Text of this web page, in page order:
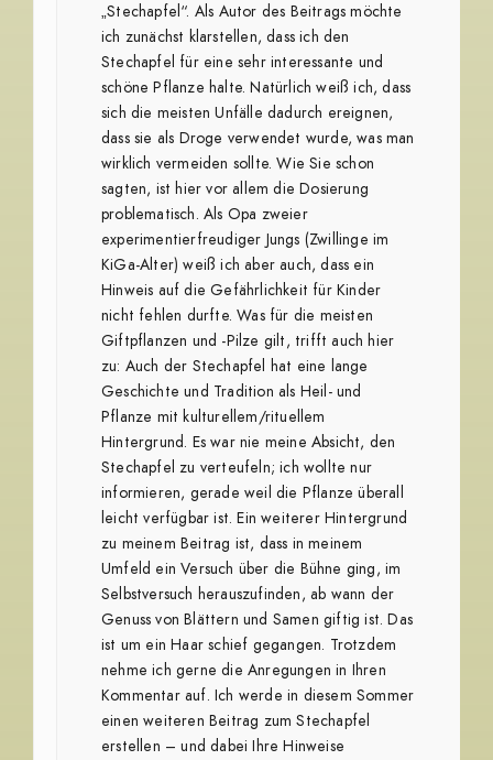
„Stechapfel“. Als Autor des Beitrags möchte
ich zunächst klarstellen, dass ich den
Stechapfel für eine sehr interessante und
schöne Pflanze halte. Natürlich weiß ich, dass
sich die meisten Unfälle dadurch ereignen,
dass sie als Droge verwendet wurde, was man
wirklich vermeiden sollte. Wie Sie schon
sagten, ist hier vor allem die Dosierung
problematisch. Als Opa zweier
experimentierfreudiger Jungs (Zwillinge im
KiGa-Alter) weiß ich aber auch, dass ein
Hinweis auf die Gefährlichkeit für Kinder
nicht fehlen durfte. Was für die meisten
Giftpflanzen und -Pilze gilt, trifft auch hier
zu: Auch der Stechapfel hat eine lange
Geschichte und Tradition als Heil- und
Pflanze mit kulturellem/rituellem
Hintergrund. Es war nie meine Absicht, den
Stechapfel zu verteufeln; ich wollte nur
informieren, gerade weil die Pflanze überall
leicht verfügbar ist. Ein weiterer Hintergrund
zu meinem Beitrag ist, dass in meinem
Umfeld ein Versuch über die Bühne ging, im
Selbstversuch herauszufinden, ab wann der
Genuss von Blättern und Samen giftig ist. Das
ist um ein Haar schief gegangen. Trotzdem
nehme ich gerne die Anregungen in Ihren
Kommentar auf. Ich werde in diesem Sommer
einen weiteren Beitrag zum Stechapfel
erstellen – und dabei Ihre Hinweise